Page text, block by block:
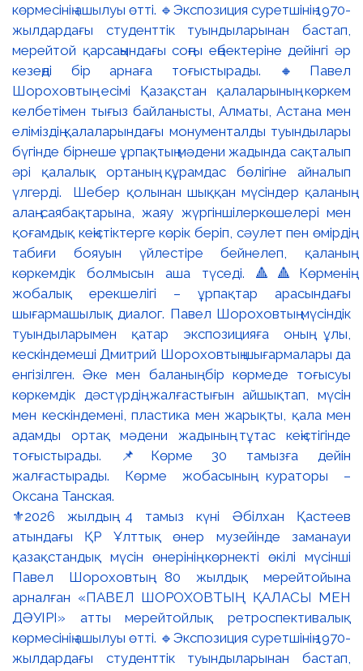
⚜️2026 жылдың 4 тамыз күні Әбілхан Қастеев
атындағы ҚР Ұлттық өнер музейінде заманауи
қазақстандық мүсін өнерінің көрнекті өкілі мүсінші
Павел Шороховтың 80 жылдық мерейтойына
арналған «ПАВЕЛ ШОРОХОВТЫҢ ҚАЛАСЫ МЕН
ДӘУІРІ» атты мерейтойлық ретроспективалық
көрмесінің ашылуы өтті. 🔹Экспозиция суретшінің 1970-
жылдардағы студенттік туындыларынан бастап,